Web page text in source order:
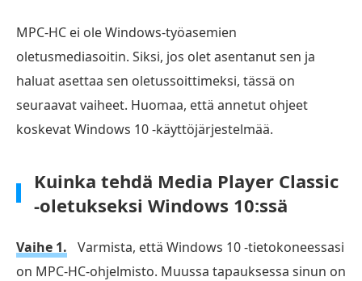
MPC-HC ei ole Windows-työasemien
oletusmediasoitin. Siksi, jos olet asentanut sen ja
haluat asettaa sen oletussoittimeksi, tässä on
seuraavat vaiheet. Huomaa, että annetut ohjeet
koskevat Windows 10 -käyttöjärjestelmää.
Kuinka tehdä Media Player Classic
-oletukseksi Windows 10:ssä
Vaihe 1.
Varmista, että Windows 10 -tietokoneessasi
on MPC-HC-ohjelmisto. Muussa tapauksessa sinun on